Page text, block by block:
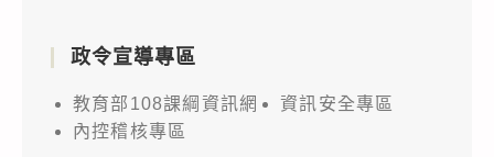
政令宣導專區
教育部108課綱資訊網
資訊安全專區
內控稽核專區